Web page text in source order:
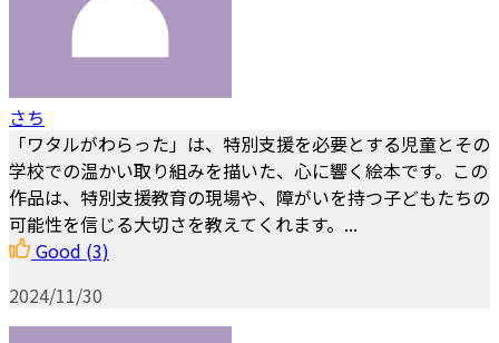
さち
「ワタルがわらった」は、特別支援を必要とする児童とその
学校での温かい取り組みを描いた、心に響く絵本です。この
作品は、特別支援教育の現場や、障がいを持つ子どもたちの
可能性を信じる大切さを教えてくれます。...
Good (3)
2024/11/30